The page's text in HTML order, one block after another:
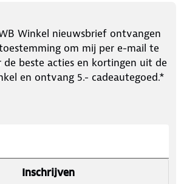
Winkel nieuwsbrief ontvangen
om mij per e-mail te
de beste acties en kortingen uit de
en ontvang 5.- cadeautegoed.*
Inschrijven